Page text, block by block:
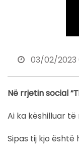
03/02/2023
Në rrjetin social
Ai ka këshilluar
Sipas tij kjo është